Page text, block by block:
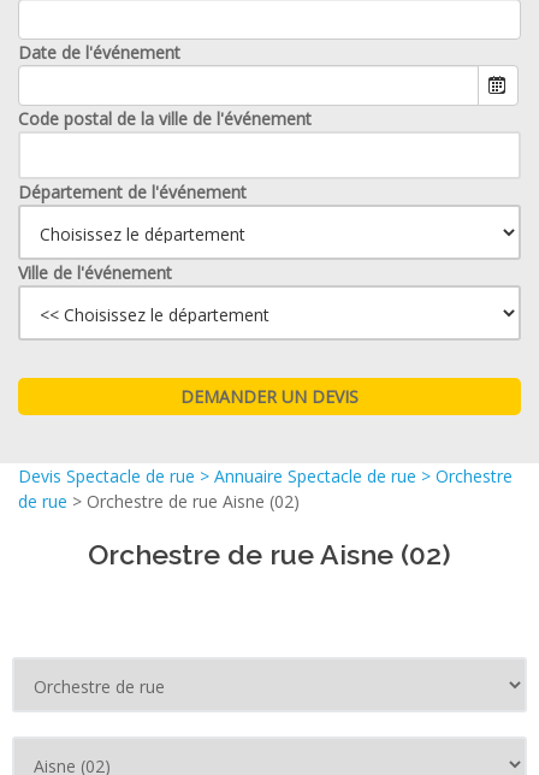
Date de l'événement
Code postal de la ville de l'événement
Département de l'événement
Ville de l'événement
Devis Spectacle de rue > Annuaire Spectacle de rue > Orchestre
de rue > Orchestre de rue Aisne (02)
Orchestre de rue Aisne (02)